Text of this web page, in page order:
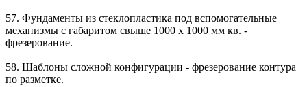
57. Фундаменты из стеклопластика под вспомогательные
механизмы с габаритом свыше 1000 x 1000 мм кв. -
фрезерование.
58. Шаблоны сложной конфигурации - фрезерование контура
по разметке.